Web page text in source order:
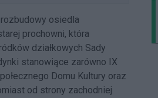
osiedla
prochowni, która
działkowych Sady
stanowiące zarówno IX
Domu Kultury oraz
od strony zachodniej